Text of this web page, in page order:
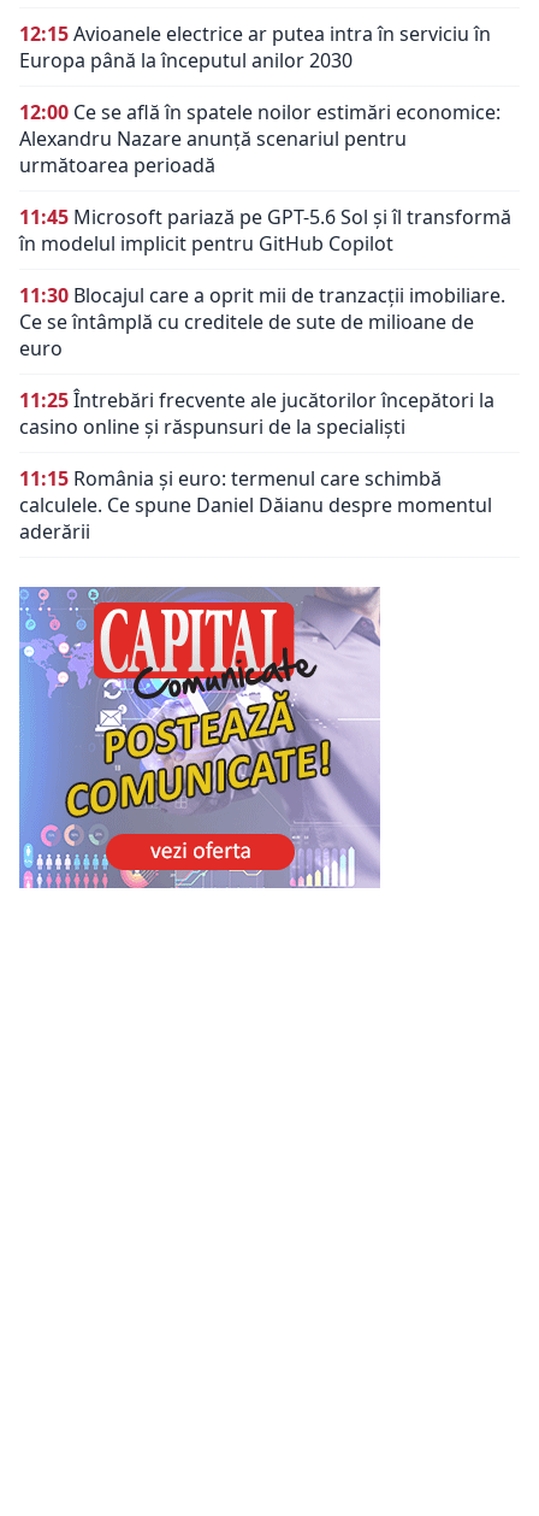
12:15Avioanele electrice ar putea intra în serviciu în
Europa până la începutul anilor 2030
12:00 Ce se află în spatele noilor estimări economice:
Alexandru Nazare anunță scenariul pentru
următoarea perioadă
11:45 Microsoft pariază pe GPT-5.6 Sol și îl transformă
în modelul implicit pentru GitHub Copilot
11:30 Blocajul care a oprit mii de tranzacții imobiliare.
Ce se întâmplă cu creditele de sute de milioane de
euro
11:25Întrebări frecvente ale jucătorilor începători la
casino online și răspunsuri de la specialiști
11:15 România și euro: termenul care schimbă
calculele. Ce spune Daniel Dăianu despre momentul
aderării